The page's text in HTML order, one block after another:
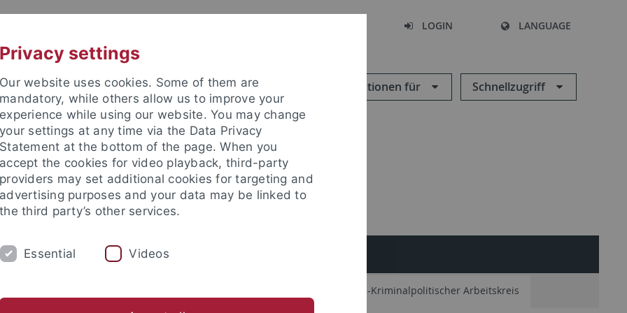
LOGIN LANGUAGE
Informationen für Schnellzugriff
FORSCHUNG LEHRE
Kriminologisch-Kriminalpolitischer Arbeitskreis
Privacy settings
Our website uses cookies. Some of them are
mandatory, while others allow us to improve your
experience while using our website. You may change
your settings at any time via the Data Privacy
Statement at the bottom of the page. When you
accept the cookies for video playback, third-party
providers may set additional cookies for targeting and
advertising purposes and your data may be linked to
the third party’s other services.
Essential Videos